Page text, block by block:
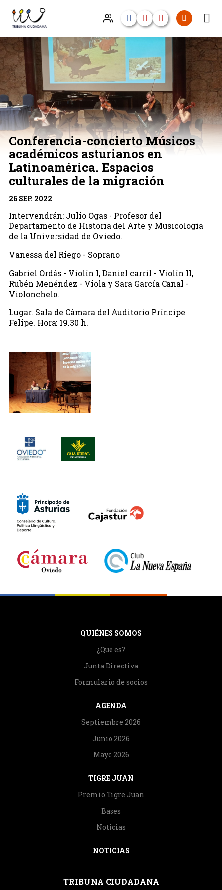
Conferencia-concierto Músicos
académicos asturianos en
Latinoamérica. Espacios
culturales de la migración
26 SEP. 2022
Intervendrán: Julio Ogas - Profesor del
Departamento de Historia del Arte y Musicología
de la Universidad de Oviedo.
Vanessa del Riego - Soprano
Gabriel Ordás - Violín I, Daniel carril - Violín II,
Rubén Menéndez - Viola y Sara García Canal -
Violonchelo.
Lugar. Sala de Cámara del Auditorio Príncipe
Felipe. Hora: 19.30 h.
QUIÉNES SOMOS
¿Qué es?
Junta Directiva
Formulario de socios
AGENDA
Septiembre 2026
Junio 2026
Mayo 2026
TIGRE JUAN
Premio Tigre Juan
Bases
Noticias
NOTICIAS
TRIBUNA CIUDADANA